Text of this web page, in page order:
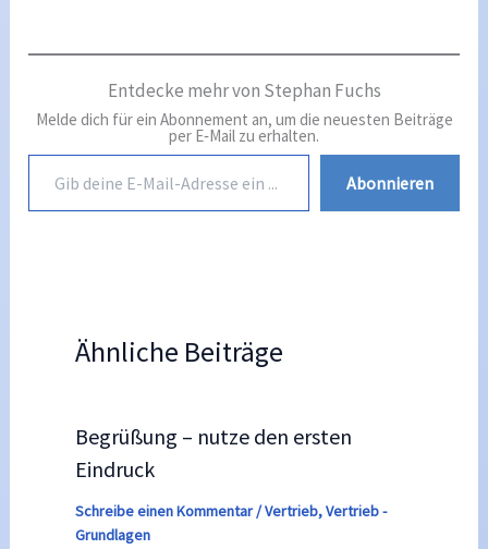
Entdecke mehr von Stephan Fuchs
Melde dich für ein Abonnement an, um die neuesten Beiträge
per E‑Mail zu erhalten.
deine
E‑Mail-
Abonnieren
Ähnliche Beiträge
Begrüßung – nutze den ersten
Eindruck
Schreibe einen Kommentar/Vertrieb,Vertrieb -
Grundlagen